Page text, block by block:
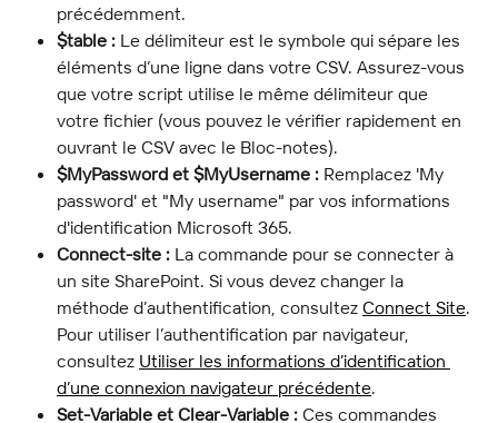
précédemment.
$table : Le délimiteur est le symbole qui sépare les
éléments d’une ligne dans votre CSV. Assurez-vous
que votre script utilise le même délimiteur que
votre fichier (vous pouvez le vérifier rapidement en
ouvrant le CSV avec le Bloc-notes).
$MyPassword et $MyUsername : Remplacez 'My
password' et "My username" par vos informations
d'identification Microsoft 365.
Connect-site : La commande pour se connecter à
un site SharePoint. Si vous devez changer la
méthode d’authentification, consultez Connect Site.
Pour utiliser l’authentification par navigateur,
consultez Utiliser les informations d’identification
d’une connexion navigateur précédente.
Set-Variable et Clear-Variable : Ces commandes